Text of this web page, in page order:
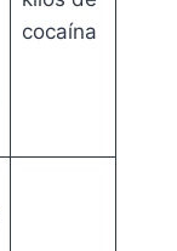
cocaína